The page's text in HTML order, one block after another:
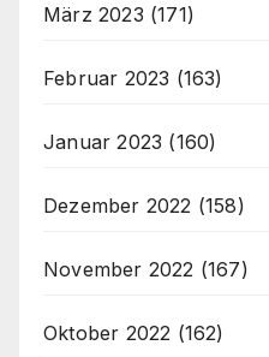
März 2023 (171)
Februar 2023 (163)
Januar 2023 (160)
Dezember 2022 (158)
November 2022 (167)
Oktober 2022 (162)